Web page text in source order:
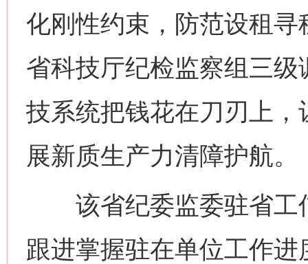
化刚性约束，防范设租寻
省科技厅纪检监察组三
技系统把钱花在刀刃上，
展新质生产力清障护航。
该省纪委监委驻省工
跟进掌握驻在单位工作